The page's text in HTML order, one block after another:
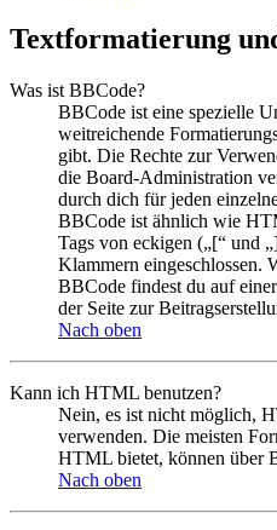
Textformatierung
Was ist BBCode?
BBCode ist eine spezielle
weitreichende
gibt. Die Rechte zur
die Board-Administration
durch dich für jeden
BBCode ist ähnlich wie
Tags von eckigen („[“ und
Klammern eingeschlossen.
BBCode findest du auf
der Seite zur
Nach oben
Kann ich HTML benutzen?
Nein, es ist nicht möglich,
verwenden. Die meisten
HTML bietet, können über
Nach oben